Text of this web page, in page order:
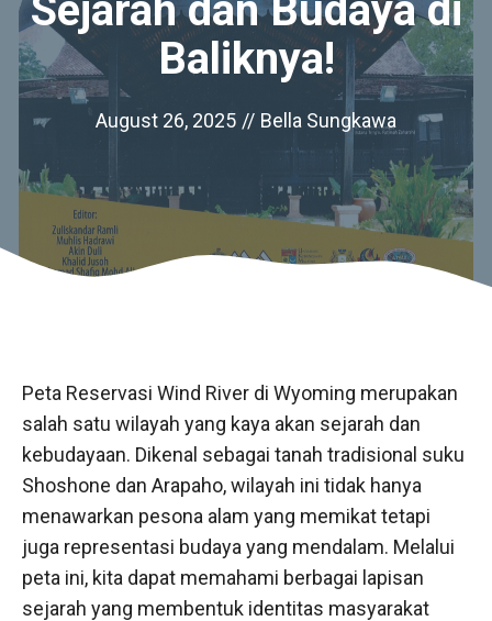
Sejarah dan Budaya di
Baliknya!
August 26, 2025 // Bella Sungkawa
Peta Reservasi Wind River di Wyoming merupakan
salah satu wilayah yang kaya akan sejarah dan
kebudayaan. Dikenal sebagai tanah tradisional suku
Shoshone dan Arapaho, wilayah ini tidak hanya
menawarkan pesona alam yang memikat tetapi
juga representasi budaya yang mendalam. Melalui
peta ini, kita dapat memahami berbagai lapisan
sejarah yang membentuk identitas masyarakat